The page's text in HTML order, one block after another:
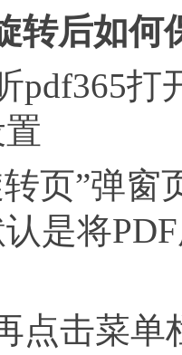
转后如何
打
”弹窗
是将
击菜单栏